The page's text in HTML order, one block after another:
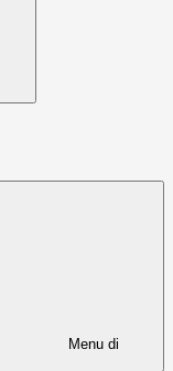
Menu di